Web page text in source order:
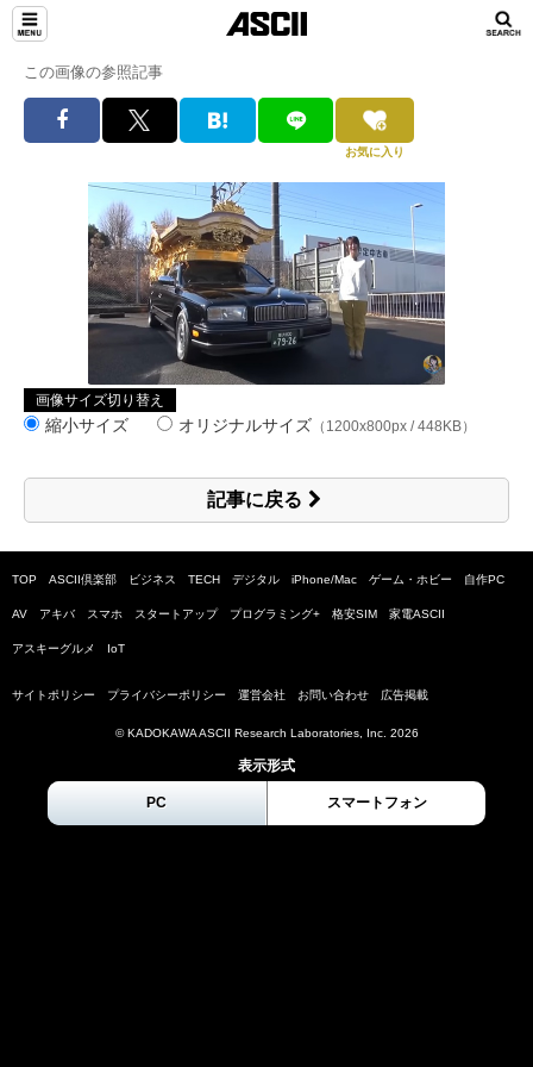
この画像の参照記事
お気に入り
画像サイズ切り替え
縮小サイズ オリジナルサイズ （1200x800px / 448KB）
記事に戻る
TOP ASCII倶楽部 ビジネス TECH デジタル iPhone/Mac ゲーム・ホビー 自作PC
AV アキバ スマホ スタートアップ プログラミング+ 格安SIM 家電ASCII
アスキーグルメ IoT
サイトポリシー プライバシーポリシー 運営会社 お問い合わせ 広告掲載
© KADOKAWA ASCII Research Laboratories, Inc. 2026
表示形式
PC スマートフォン